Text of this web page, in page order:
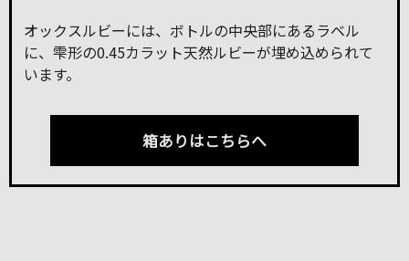
オックスルビーには、ボトルの中央部にあるラベル
に、雫形の0.45カラット天然ルビーが埋め込められて
います。
箱ありはこちらへ